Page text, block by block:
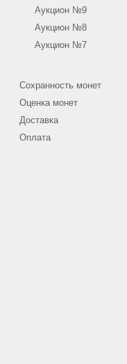
Аукцион №9
Аукцион №8
Аукцион №7
Сохранность монет
Оценка монет
Доставка
Оплата